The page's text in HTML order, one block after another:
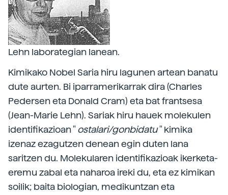
Lehn laborategian lanean.
Kimikako Nobel Saria hiru lagunen artean banatu
dute aurten. Bi iparramerikarrak dira (Charles
Pedersen eta Donald Cram) eta bat frantsesa
(Jean-Marie Lehn). Sariak hiru hauek molekulen
identifikazioan "ostalari/gonbidatu" kimika
izenaz ezagutzen denean egin duten lana
saritzen du. Molekularen identifikazioak ikerketa-
eremu zabal eta naharoa ireki du, eta ez kimikan
soilik; baita biologian, medikuntzan eta